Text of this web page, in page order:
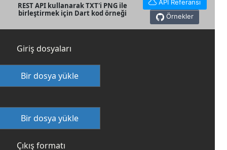
REST API kullanarak TXT'i PNG ile
birleştirmek için Dart kod örneği
API Referansı
Örnekler
Giriş dosyaları
Bir dosya yükle
Bir dosya yükle
Çıkış formatı